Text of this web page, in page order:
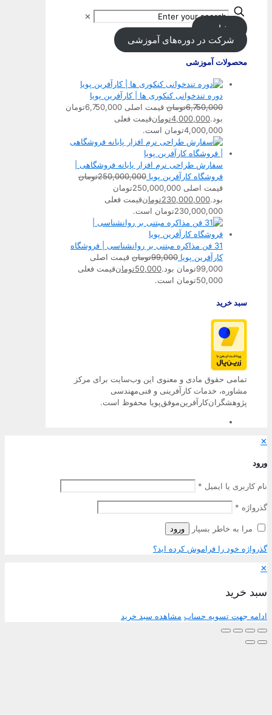
مشاوره
شرکت در دوره‌های آموزشی
محصولات آموزشی
دوره تندخوانی کنکوری ها | کارآفرین پویا
6,750,000تومان
قیمت اصلی 6,750,000تومان
بود.4,000,000تومانقیمت فعلی
4,000,000تومان است.
سفارش طراحی نرم افزار پایانه فروشگاهی |
فروشگاه کارآفرین پویا 250,000,000تومان
قیمت اصلی 250,000,000تومان
بود.230,000,000تومانقیمت فعلی
230,000,000تومان است.
31 فن مذاکره مبتنی بر روانشناسی | فروشگاه
کارآفرین پویا 99,000تومان قیمت اصلی
99,000تومان بود.
50,000تومانقیمت فعلی
50,000تومان است.
سبد خرید
تمامی حقوق مادی و معنوی این وب‌سایت برای مرکز
مشاوره، خدمات کارآفرینی و فنی‌مهندسی
پژوهشگران‌کارآفرین‌موفق‌پویا محفوظ است.
کاربری یا ایمیل*
*
مرا به خاطر بسپار ورود
خود را فراموش کرده اید؟
خرید
جهت تسویه حساب مشاهده سبد خرید